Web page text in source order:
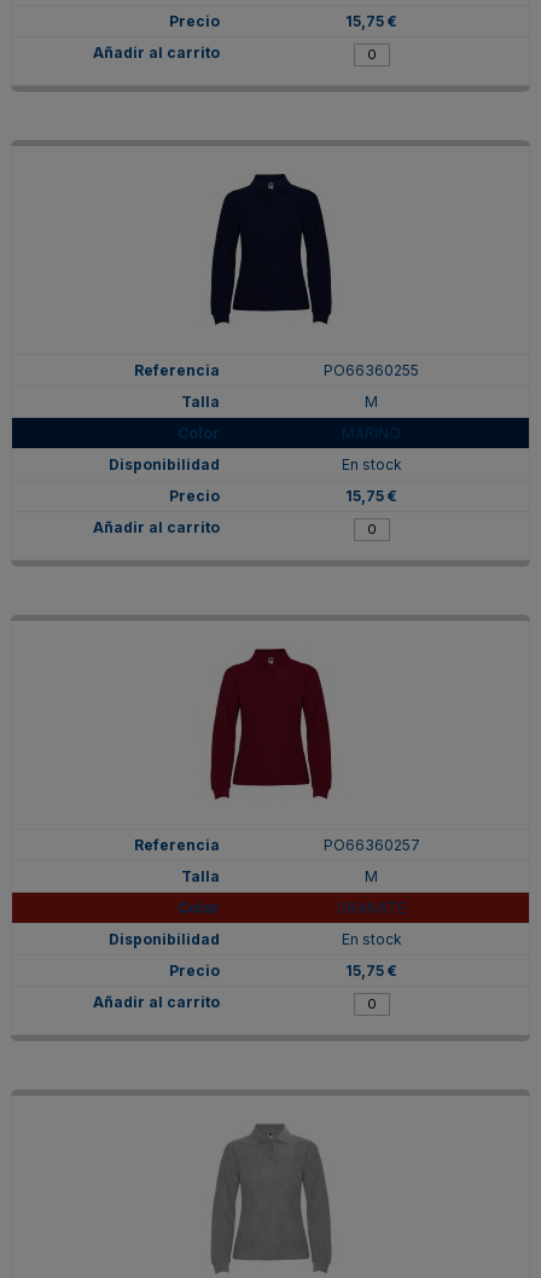
15,75 €
PO66360255
M
MARINO
En stock
15,75 €
PO66360257
M
GRANATE
En stock
15,75 €